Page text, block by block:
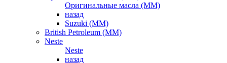
Оригинальные масла (ММ)
назад
Suzuki (ММ)
British Petroleum (ММ)
Neste
Neste
назад